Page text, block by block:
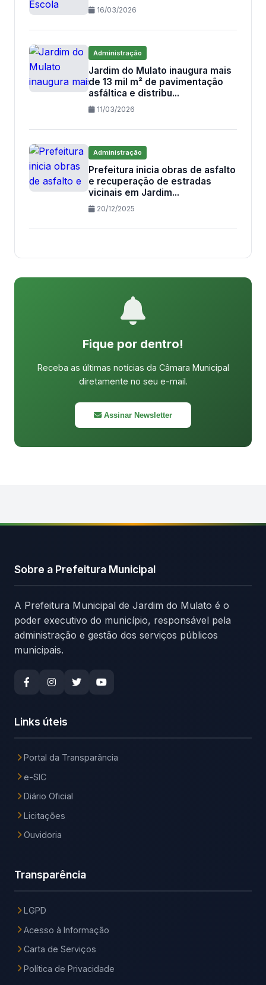
16/03/2026
Administração
Jardim do Mulato inaugura mais
de 13 mil m² de pavimentação
asfáltica e distribu...
11/03/2026
Administração
Prefeitura inicia obras de asfalto
e recuperação de estradas
vicinais em Jardim...
20/12/2025
Fique por dentro!
Receba as últimas notícias da Câmara Municipal
diretamente no seu e-mail.
Assinar Newsletter
Sobre a Prefeitura Municipal
A Prefeitura Municipal de Jardim do Mulato é o
poder executivo do município, responsável pela
administração e gestão dos serviços públicos
municipais.
Links úteis
Portal da Transparância
e-SIC
Diário Oficial
Licitações
Ouvidoria
Transparência
LGPD
Acesso à Informação
Carta de Serviços
Política de Privacidade